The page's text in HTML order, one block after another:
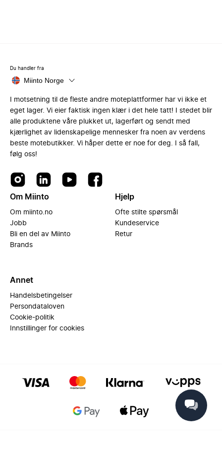
Du handler fra
Miinto Norge
I motsetning til de fleste andre moteplattformer har vi ikke et
eget lager. Vi eier faktisk ingen klær i det hele tatt! I stedet blir
alle produktene våre plukket ut, lagerført og sendt med
kjærlighet av lidenskapelige mennesker fra noen av verdens
beste motebutikker. Vi håper dette er noe for deg. I så fall,
følg oss!
Om Miinto
Om miinto.no
Jobb
Bli en del av Miinto
Brands
Hjelp
Ofte stilte spørsmål
Kundeservice
Retur
Annet
Handelsbetingelser
Persondataloven
Cookie-politik
Innstillinger for cookies